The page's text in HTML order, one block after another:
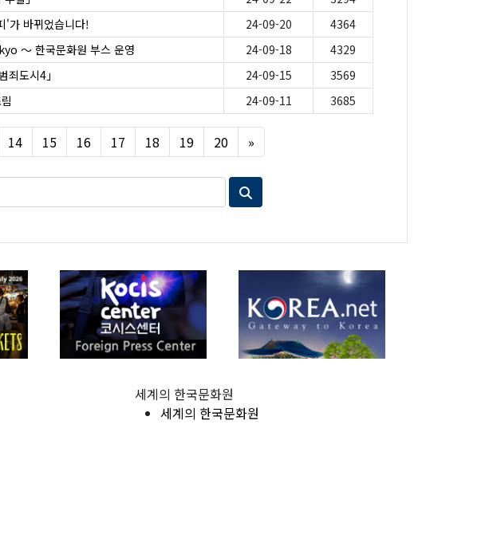
'가 바뀌었습니다! 24-09-20
4364
〜 한국문화원 부스 운영 24-09-18
4329
죄도시4」 24-09-15
3569
24-09-11 3685
14 15 16 17 18 19 20 »
세계의 한국문화원
세계의 한국문화원